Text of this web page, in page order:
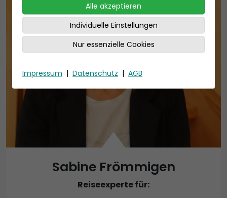
Sabine Frömmigen
Reiseexperte für:
Alle akzeptieren
Individuelle Einstellungen
Nur essenzielle Cookies
Impressum | Datenschutz | AGB